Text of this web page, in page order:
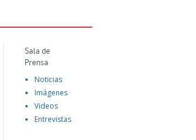
Sala de
Prensa
Noticias
Imágenes
Videos
Entrevistas